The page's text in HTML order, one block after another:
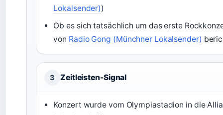
Lokalsender))
Ob es sich tatsächlich um das erste
von Radio Gong (Münchner Lokalsender)
3 Zeitleisten-Signal
Konzert wurde vom Olympiastadion in die